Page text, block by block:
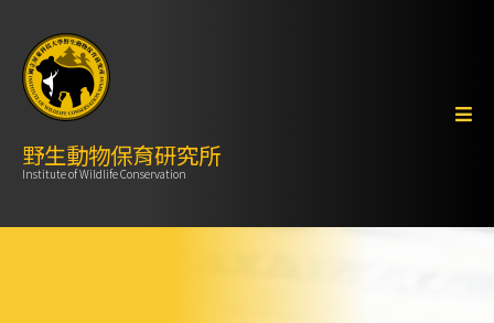
野生動物保育研究所
Institute of Wildlife Conservation